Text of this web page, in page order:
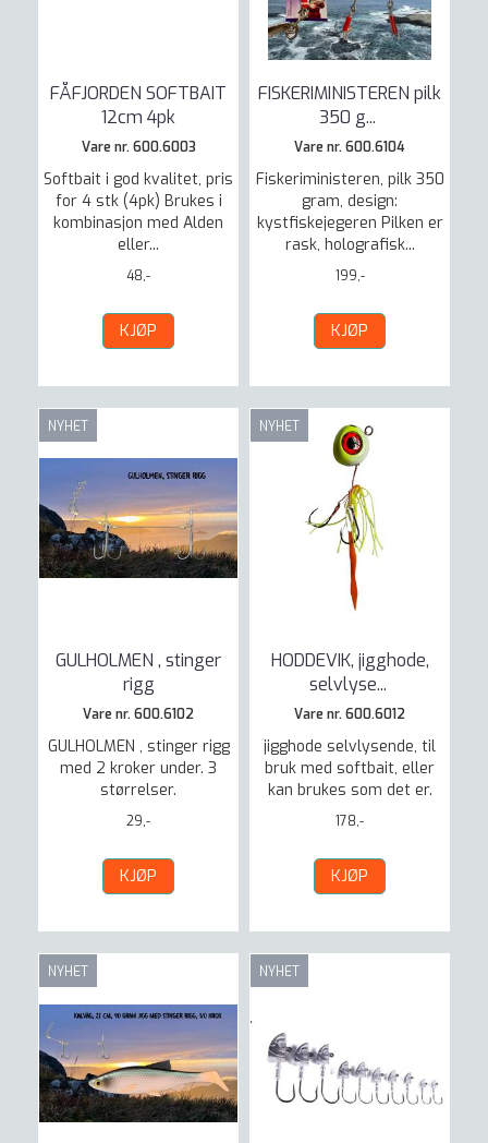
FÅFJORDEN SOFTBAIT
12cm 4pk
Vare nr. 600.6003
Softbait i god kvalitet, pris
for 4 stk (4pk) Brukes i
kombinasjon med Alden
eller...
48,-
KJØP
FISKERIMINISTEREN pilk
350 g...
Vare nr. 600.6104
Fiskeriministeren, pilk 350
gram, design:
kystfiskejegeren Pilken er
rask, holografisk...
199,-
KJØP
NYHET
GULHOLMEN , stinger
rigg
Vare nr. 600.6102
GULHOLMEN , stinger rigg
med 2 kroker under. 3
størrelser.
29,-
KJØP
NYHET
HODDEVIK, jigghode,
selvlyse...
Vare nr. 600.6012
jigghode selvlysende, til
bruk med softbait, eller
kan brukes som det er.
178,-
KJØP
NYHET NYHET